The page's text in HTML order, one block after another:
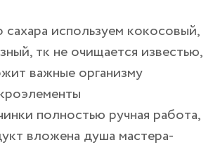
используем кокосовый,
тк не очищается известью,
важные организму
полностью ручная работа,
вложена душа мастера-